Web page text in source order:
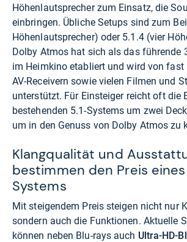
Höhenlautsprecher zum Einsatz, die
einbringen. Übliche Setups sind zum
Höhenlautsprecher) oder 5.1.4 (vier
Dolby Atmos hat sich als das führende
im Heimkino etabliert und wird von fast
AV-Receivern sowie vielen Filmen und
unterstützt. Für Einsteiger reicht oft die
bestehenden 5.1-Systems um zwei
um in den Genuss von Dolby Atmos zu
Klangqualität und
bestimmen den Preis eines
Systems
Mit steigendem Preis steigen nicht nur
sondern auch die Funktionen. Aktuelle
können neben Blu-rays auch Ultra-HD-